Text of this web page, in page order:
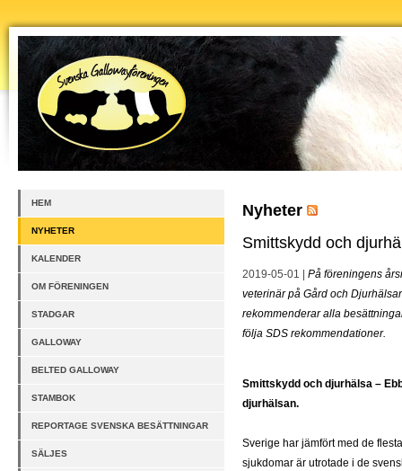
HEM
NYHETER
KALENDER
OM FÖRENINGEN
STADGAR
GALLOWAY
BELTED GALLOWAY
STAMBOK
REPORTAGE SVENSKA BESÄTTNINGAR
SÄLJES
Nyheter
Smittskydd och
2019-05-01 |
På föreningens
veterinär på Gård och
rekommenderar alla
följa SDS rekommendationer.
Smittskydd och djurhälsa –
djurhälsan.
Sverige har jämfört med de
sjukdomar är utrotade i de